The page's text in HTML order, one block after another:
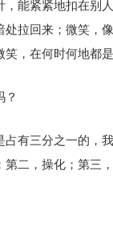
，能紧紧地扣在别
处拉回来；微笑，
，在何时何地都是
？
占有三分之一的，
二，操化；第三，